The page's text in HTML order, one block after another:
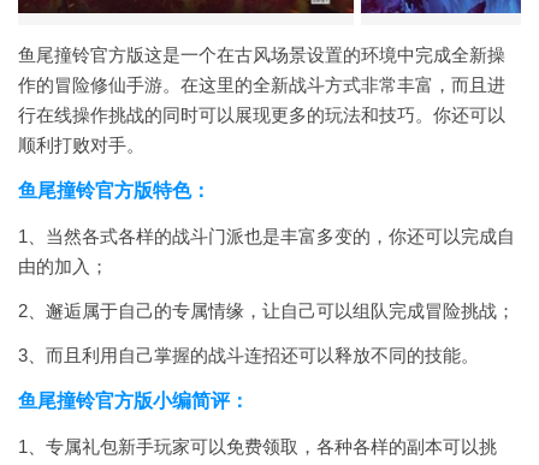
鱼尾撞铃官方版这是一个在古风场景设置的环境中完成全新操
作的冒险修仙手游。在这里的全新战斗方式非常丰富，而且进
行在线操作挑战的同时可以展现更多的玩法和技巧。你还可以
顺利打败对手。
鱼尾撞铃官方版特色：
1、当然各式各样的战斗门派也是丰富多变的，你还可以完成自
由的加入；
2、邂逅属于自己的专属情缘，让自己可以组队完成冒险挑战；
3、而且利用自己掌握的战斗连招还可以释放不同的技能。
鱼尾撞铃官方版小编简评：
1、专属礼包新手玩家可以免费领取，各种各样的副本可以挑